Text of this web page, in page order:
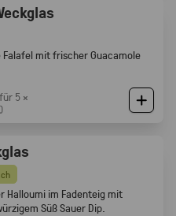
Falafel mit frischer Guacamole
für 5 ×
Halloumi im Fadenteig mit
Süß Sauer Dip.